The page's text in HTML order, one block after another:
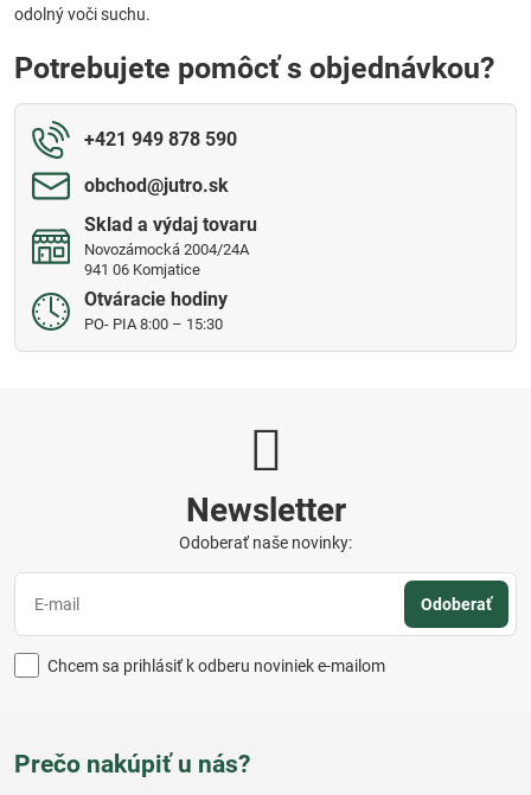
odolný voči suchu.
Potrebujete pomôcť s objednávkou?
+421 949 878 590
obchod​@jutro​.sk
Sklad a výdaj tovaru
Novozámocká 2004/24A
941 06 Komjatice
Otváracie hodiny
PO- PIA 8:00 – 15:30
Newsletter
Odoberať naše novinky:
Odoberať
Chcem sa prihlásiť k odberu noviniek e-mailom
Prečo nakúpiť u nás?